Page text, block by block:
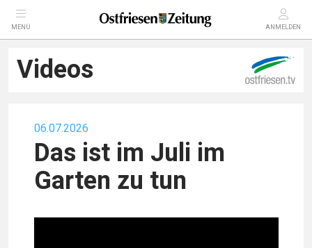
MENÜ ANMELDEN
Videos
06.07.2026
Das ist im Juli im
Garten zu tun